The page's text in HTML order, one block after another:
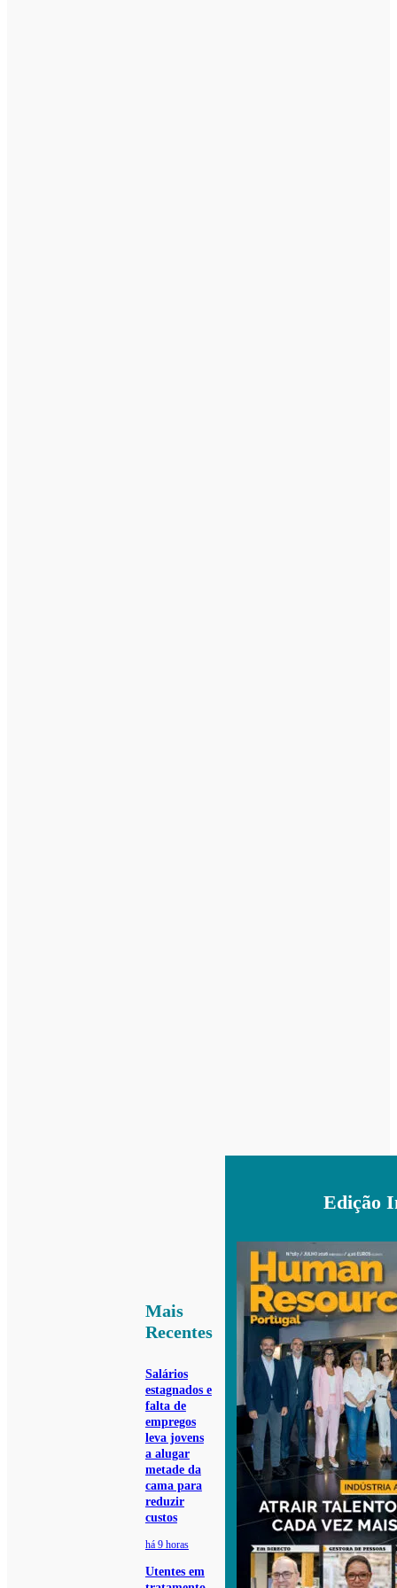
Mais
Recentes
Salários
estagnados e
falta de
empregos
leva jovens
a alugar
metade da
cama para
reduzir
custos
há 9 horas
Utentes em
Edição